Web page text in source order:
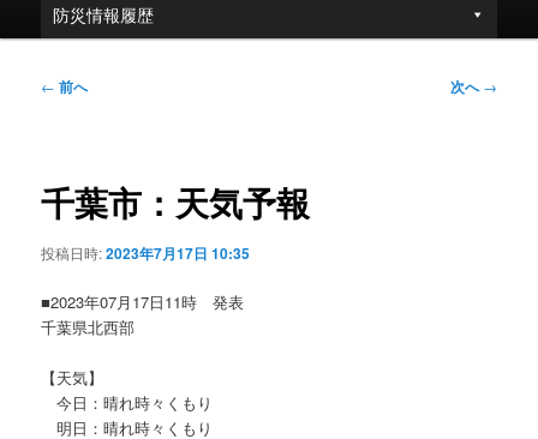
ュ
防災情報履歴
投
ゲ
ー
ョ
← 前へ 次へ→
千葉市：天気予報
投稿日時:2023年7月17日 10:35
■2023年07月17日11時 発表
千葉県北西部
【天気】
今日：晴れ時々くもり
明日：晴れ時々くもり